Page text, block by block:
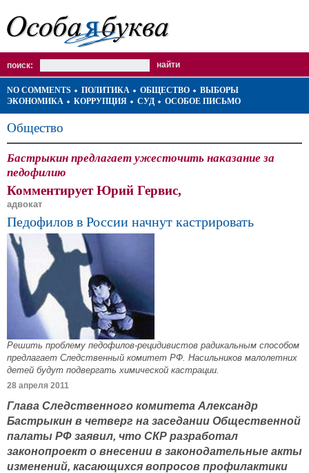
поиск:
NO COMMENTS ПОЛИТИКА ОБЩЕСТВО
ВЫБОРЫ
ЭКОНОМИКА
КОРРУПЦИЯ СУД ОСОБОЕ ПИСЬМО
Общество
Бастрыкин предлагает ужесточить наказание за
педофилию
Комментирует Юрий Гервис,
адвокат
Педофилов в России начнут кастрировать
Решить проблему педофилов-рецидивистов радикальным способом
предлагает Следственный комитет РФ. Насильников малолетних
детей будут подвергать химической кастрации.
28 апреля 2011
Глава Следственного комитета Александр
Бастрыкин в четверг на заседании Общественной
палаты РФ заявил, что СКР разработал
законопроект о внесении в законодательные акты
изменений, касающихся вопросов профилактики